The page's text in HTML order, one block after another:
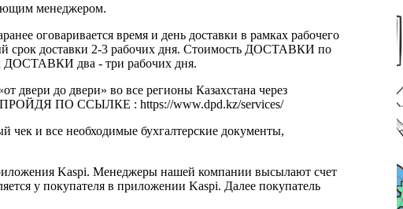
менеджером.
оговаривается время и день доставки в рамках рабочего
срок доставки 2-3 рабочих дня. Стоимость ДОСТАВКИ по
ДОСТАВКИ два - три рабочих дня.
двери до двери» во все регионы Казахстана через
ПРОЙДЯ ПО ССЫЛКЕ : https://www.dpd.kz/services/
и все необходимые бухгалтерские документы,
Kaspi. Менеджеры нашей компании высылают счет
у покупателя в приложении Kaspi. Далее покупатель